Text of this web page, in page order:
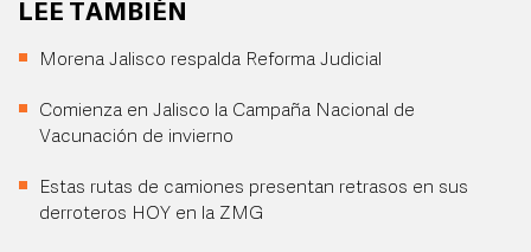
LEE TAMBIÉN
Morena Jalisco respalda Reforma Judicial
Comienza en Jalisco la Campaña Nacional de
Vacunación de invierno
Estas rutas de camiones presentan retrasos en sus
derroteros HOY en la ZMG